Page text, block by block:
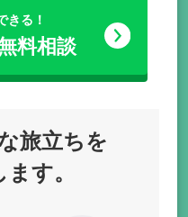
きる！
料相談
旅立ちを
す。